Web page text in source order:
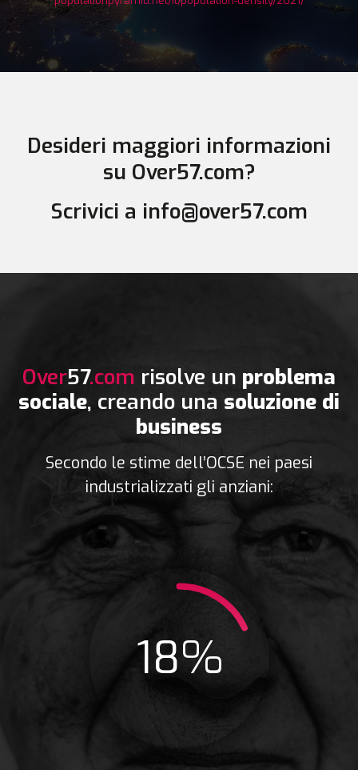
Desideri maggiori informazioni
su Over57.com?
Scrivici a info@over57.com
Over57.com risolve un problema
sociale, creando una soluzione di
business
Secondo le stime dell’OCSE nei paesi
industrializzati gli anziani: